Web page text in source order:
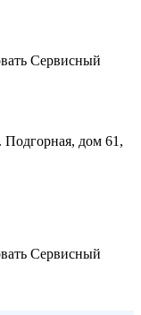
Сервисный
Подгорная, дом 61,
Сервисный